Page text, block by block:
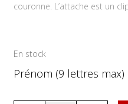
couronne. L’attache est un
En stock
Prénom (9 lettres max)